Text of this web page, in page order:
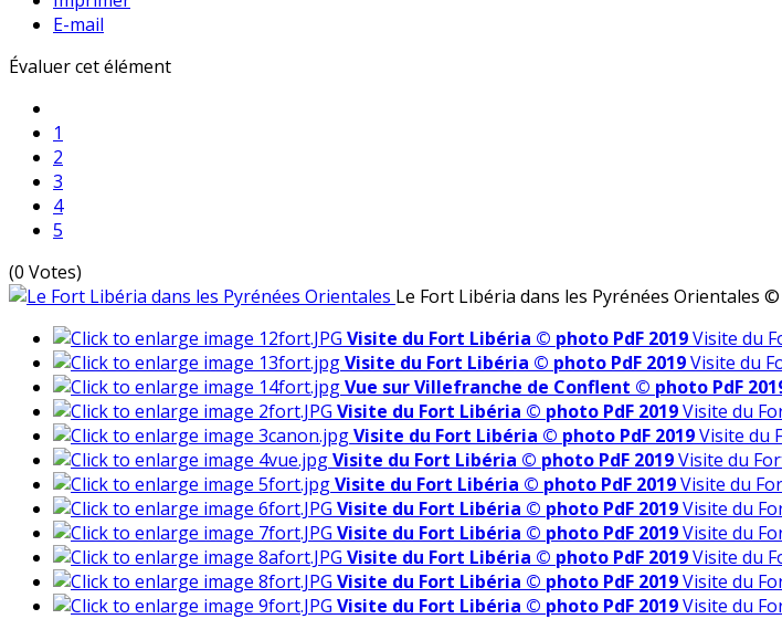
E-mail
Évaluer cet élément
1
2
3
4
5
(0 Votes)
Le Fort Libéria dans les Pyrénées Orientales ©
Visite du Fort Libéria © photo PdF 2019Visite du
Visite du Fort Libéria © photo PdF 2019Visite du
Vue sur Villefranche de Conflent © photo PdF
Visite du Fort Libéria © photo PdF 2019Visite du
Visite du Fort Libéria © photo PdF 2019Visite du
Visite du Fort Libéria © photo PdF 2019Visite du
Visite du Fort Libéria © photo PdF 2019Visite du
Visite du Fort Libéria © photo PdF 2019Visite du
Visite du Fort Libéria © photo PdF 2019Visite du
Visite du Fort Libéria © photo PdF 2019Visite du
Visite du Fort Libéria © photo PdF 2019Visite du
Visite du Fort Libéria © photo PdF 2019Visite du